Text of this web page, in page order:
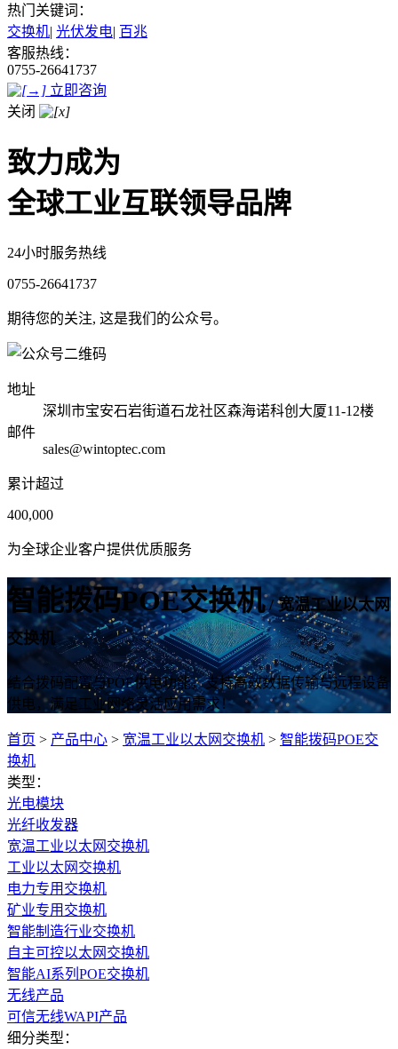
热门关键词：
交换机| 光伏发电| 百兆
客服热线：
0755-26641737
立即咨询
关闭
致力成为
全球工业互联领导品牌
24小时服务热线
0755-26641737
期待您的关注, 这是我们的公众号。
地址
深圳市宝安石岩街道石龙社区森海诺科创大厦11-12楼
邮件
sales@wintoptec.com
累计超过
400,000
为全球企业客户提供优质服务
智能拨码POE交换机/ 宽温工业以太网
交换机
结合拨码配置与POE供电功能，支持高效数据传输与远程设备
供电，满足工业网络灵活应用需求！
首页 > 产品中心 > 宽温工业以太网交换机 > 智能拨码POE交
换机
类型：
光电模块
光纤收发器
宽温工业以太网交换机
工业以太网交换机
电力专用交换机
矿业专用交换机
智能制造行业交换机
自主可控以太网交换机
智能AI系列POE交换机
无线产品
可信无线WAPI产品
细分类型：